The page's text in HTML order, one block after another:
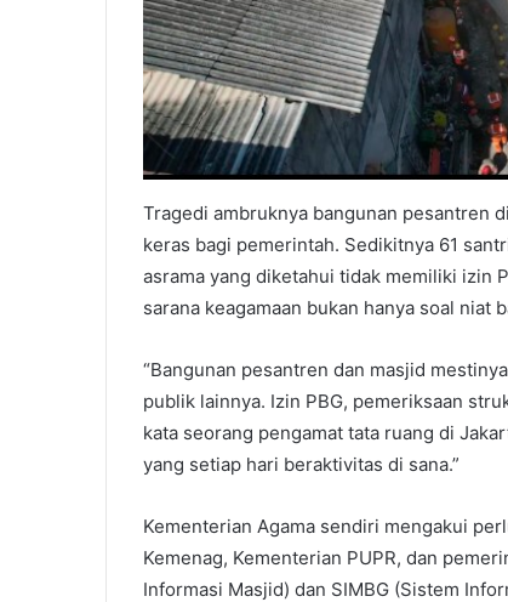
Tragedi ambruknya bangunan pesantren
keras bagi pemerintah. Sedikitnya 61
asrama yang diketahui tidak memiliki izin
sarana keagamaan bukan hanya soal niat
“Bangunan pesantren dan masjid
publik lainnya. Izin PBG, pemeriksaan
kata seorang pengamat tata ruang di
yang setiap hari beraktivitas di sana.”
Kementerian Agama sendiri mengakui
Kemenag, Kementerian PUPR, dan
Informasi Masjid) dan SIMBG (Sistem